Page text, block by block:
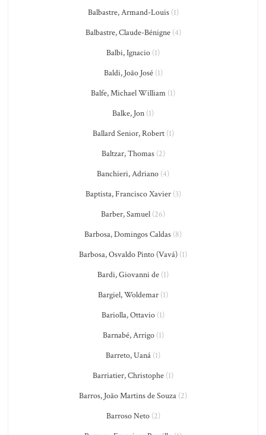
Balbastre, Armand-Louis(1)
Balbastre, Claude-Bénigne(4)
Balbi, Ignacio (1)
Baldi, João José(1)
Balfe, Michael William (1)
Balke, Jon (1)
Ballard Senior, Robert(1)
Baltzar, Thomas(2)
Banchieri, Adriano (4)
Baptista, Francisco Xavier(3)
Barber, Samuel (26)
Barbosa, Domingos Caldas (8)
Barbosa, Osvaldo Pinto (Vavá) (1)
Bardi, Giovanni de (1)
Bargiel, Woldemar (1)
Bariolla, Ottavio (1)
Barnabé, Arrigo(1)
Barreto, Uaná (1)
Barriatier, Christophe (1)
Barros, João Martins de Souza (2)
Barroso Neto(2)